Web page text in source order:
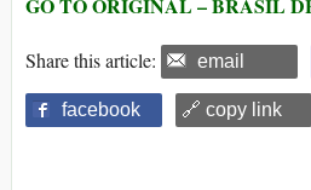
GO TO ORIGINAL – BRASIL
Share this article: email
facebook 🔗 copy link